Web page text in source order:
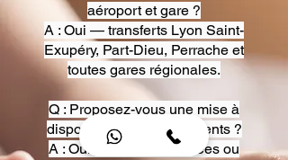
aéroport et gare ?
A : Oui — transferts Lyon Saint-
Exupéry, Part-Dieu, Perrache et
toutes gares régionales.
Q : Proposez-vous une mise à
disposition pour événements ?
A : Oui — heures, journées ou